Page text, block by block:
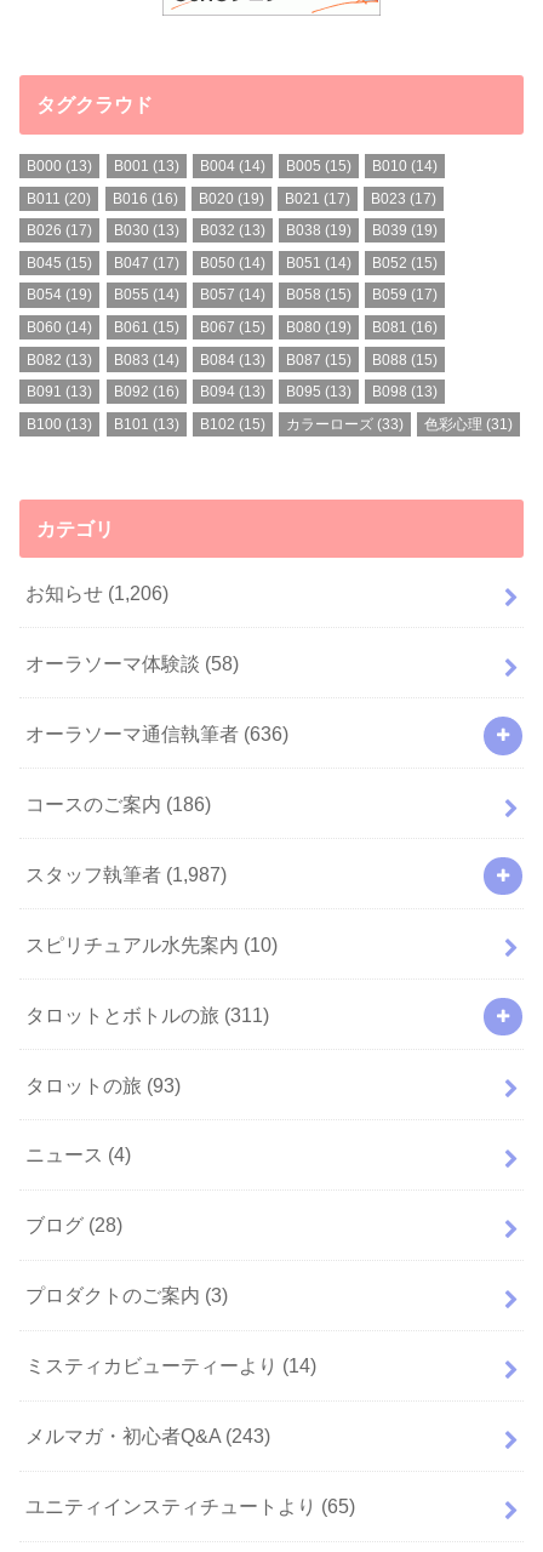
タグクラウド
B000 (13) B001 (13) B004(14) B005 (15) B010 (14)
B011 (20) B016 (16) B020 (19) B021 (17) B023 (17)
B026 (17) B030 (13) B032 (13) B038 (19) B039 (19)
B045 (15) B047 (17) B050 (14) B051 (14) B052 (15)
B054 (19) B055 (14) B057 (14) B058 (15) B059 (17)
B060 (14) B061 (15) B067 (15) B080 (19) B081 (16)
B082 (13) B083 (14) B084(13) B087 (15) B088 (15)
B091 (13) B092 (16) B094(13) B095 (13) B098 (13)
B100 (13) B101 (13) B102 (15) カラーローズ (33) 色彩心理 (31)
カテゴリ
お知らせ (1,206)
オーラソーマ体験談 (58)
オーラソーマ通信執筆者 (636)
コースのご案内 (186)
スタッフ執筆者 (1,987)
スピリチュアル水先案内 (10)
タロットとボトルの旅 (311)
タロットの旅 (93)
ニュース (4)
ブログ (28)
プロダクトのご案内 (3)
ミスティカビューティーより (14)
メルマガ・初心者Q&A (243)
ユニティインスティチュートより (65)